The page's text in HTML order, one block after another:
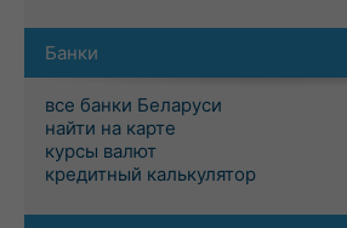
Банки
все банки Беларуси
найти на карте
курсы валют
кредитный калькулятор